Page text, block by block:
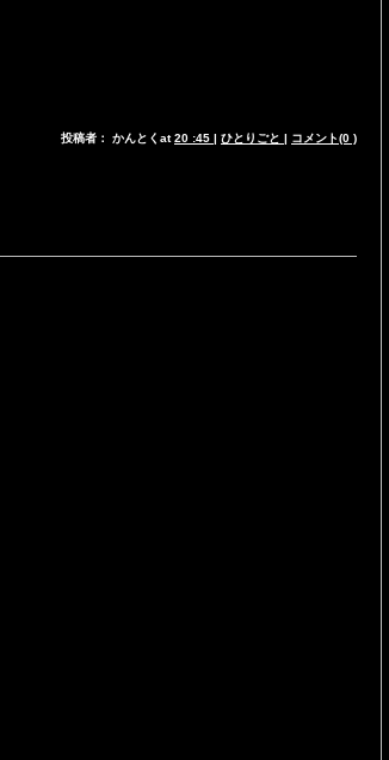
投稿者： かんとくat20 :45 | ひとりごと | コメント(0 )